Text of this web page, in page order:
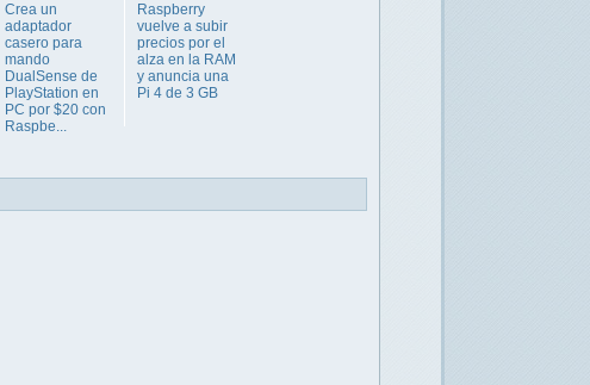
Crea un
adaptador
casero para
mando
DualSense de
PlayStation en
PC por $20 con
Raspbe...
Raspberry
vuelve a subir
precios por el
alza en la RAM
y anuncia una
Pi 4 de 3 GB